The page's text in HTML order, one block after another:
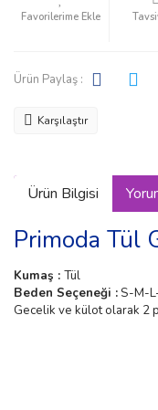
Ürün Paylaş :
Karşılaştır
Ürün Bilgisi
Primoda Tül
Kumaş : Tül
Beden Seçeneği : S-M-
Gecelik ve külot olarak 2